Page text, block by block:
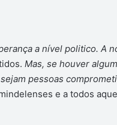
a nível politico. A
Mas, se houver
pessoas
e a todos